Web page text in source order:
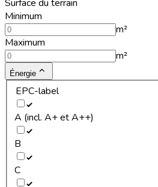
Surface du terrain
Minimum
m²
Maximum
m²
Énergie
EPC-label
A (incl. A+ et A++)
B
C